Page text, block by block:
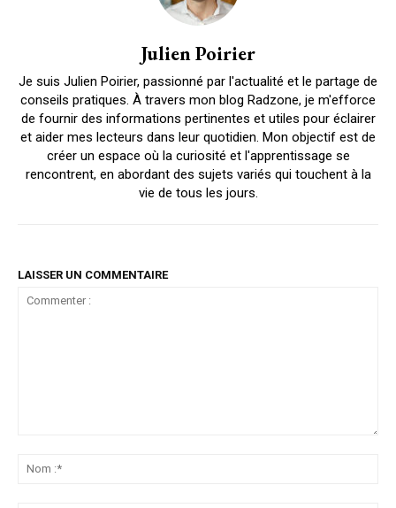
Julien Poirier
Je suis Julien Poirier, passionné par l'actualité et le partage de
conseils pratiques. À travers mon blog Radzone, je m'efforce
de fournir des informations pertinentes et utiles pour éclairer
et aider mes lecteurs dans leur quotidien. Mon objectif est de
créer un espace où la curiosité et l'apprentissage se
rencontrent, en abordant des sujets variés qui touchent à la
vie de tous les jours.
LAISSER UN COMMENTAIRE